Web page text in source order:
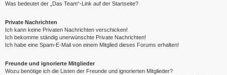
Was bedeutet der „Das Team“-Link auf der Startseite?
Private Nachrichten
Ich kann keine Privaten Nachrichten verschicken!
Ich bekomme ständig unerwünschte Private Nachrichten!
Ich habe eine Spam-E-Mail von einem Mitglied dieses Forums erhalten!
Freunde und ignorierte Mitglieder
Wozu benötige ich die Listen der Freunde und ignorierten Mitglieder?